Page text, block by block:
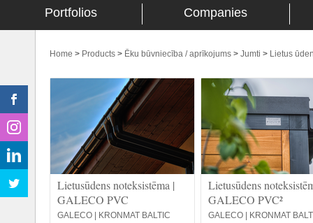
Portfolios Companies
Home > Products > Ēku būvniecība / aprīkojums > Jumti > Lietus
Lietusūdens noteksistēma |
GALECO PVC
GALECO | KRONMAT BALTIC
Lietusūdens
GALECO PVC²
GALECO | KRONMAT